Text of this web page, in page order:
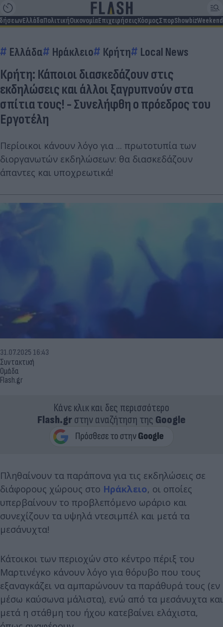
ΕλλάδαΠολιτικήΟικονομίαΕπιχειρήσειςΚόσμοςΣπορShowbizWeekend
Ελλάδα Ηράκλειο Κρήτη Local News
Κρήτη: Κάποιοι διασκεδάζουν στις
εκδηλώσεις και άλλοι ξαγρυπνούν στα
σπίτια τους! - Συνελήφθη ο πρόεδρος του
Εργοτέλη
Περίοικοι κάνουν λόγο για ... πρωτοτυπία των
διοργανωτών εκδηλώσεων: θα διασκεδάζουν
άπαντες και υποχρεωτικά!
Συντακτική
Ομάδα
Flash.gr
31.07.2025 16:43
Κάνε κλικ και δες περισσότερο
Flash.grστην αναζήτηση της Google
Πληθαίνουν τα παράπονα για τις εκδηλώσεις σε
διάφορους χώρους στο Ηράκλειο, οι οποίες
υπερβαίνουν το προβλεπόμενο ωράριο και
συνεχίζουν τα υψηλά ντεσιμπέλ και μετά τα
μεσάνυχτα!
Κάτοικοι των περιοχών στο κέντρο πέριξ του
Μαρτινέγκο κάνουν λόγο για θόρυβο που τους
εξαναγκάζει να αμπαρώνουν τα παράθυρά τους (εν
μέσω καύσωνα μάλιστα), ενώ από τα μεσάνυχτα και
μετά η στάθμη του ήχου κατεβαίνει ελάχιστα,